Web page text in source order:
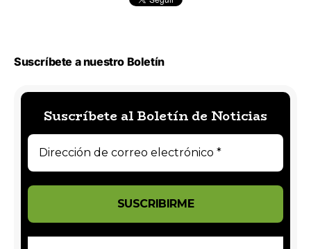
Suscríbete a nuestro Boletín
Suscríbete al Boletín de Noticias